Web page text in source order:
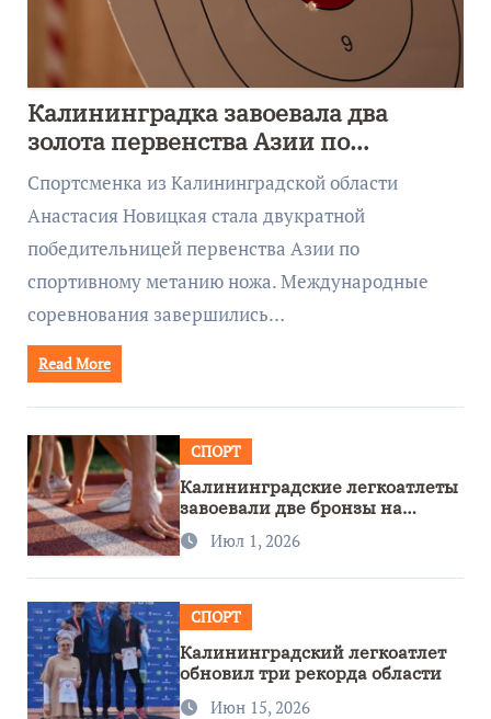
Калининградка завоевала два
золота первенства Азии по
метанию ножа
Спортсменка из Калининградской области
Анастасия Новицкая стала двукратной
победительницей первенства Азии по
спортивному метанию ножа. Международные
соревнования завершились…
Read More
СПОРТ
Калининградские легкоатлеты
завоевали две бронзы на
первенстве России
Июл 1, 2026
СПОРТ
Калининградский легкоатлет
обновил три рекорда области
Июн 15, 2026